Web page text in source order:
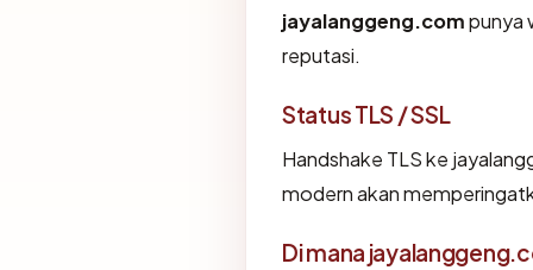
jayalanggeng.compunya
reputasi.
Status TLS / SSL
Handshake TLS ke
modern akan
Di mana